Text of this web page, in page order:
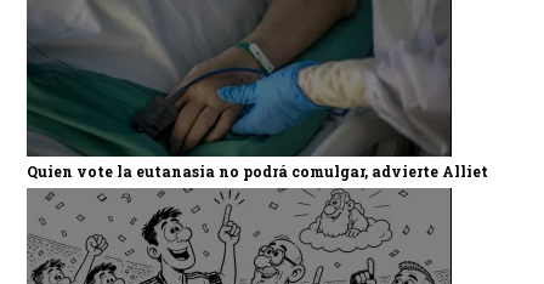
Quien vote la eutanasia no podrá comulgar, advierte Alliet